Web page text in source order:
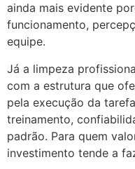
ainda mais evidente
funcionamento,
equipe.
Já a limpeza
com a estrutura que
pela execução da
treinamento,
padrão. Para quem
investimento tende a